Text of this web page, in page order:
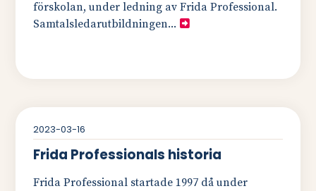
förskolan, under ledning av Frida Professional.
Samtalsledarutbildningen...
2023-03-16
Frida Professionals historia
Frida Professional startade 1997 då under